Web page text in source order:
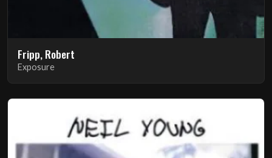
Fripp, Robert
Exposure